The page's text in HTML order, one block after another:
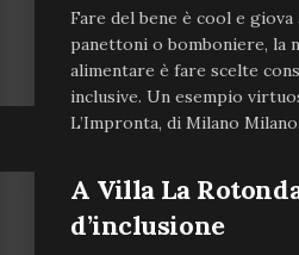
Fare del bene è cool e
panettoni o bomboniere, la
alimentare è fare scelte
inclusive. Un esempio
L’Impronta, di Milano
A Villa La
d’inclusione